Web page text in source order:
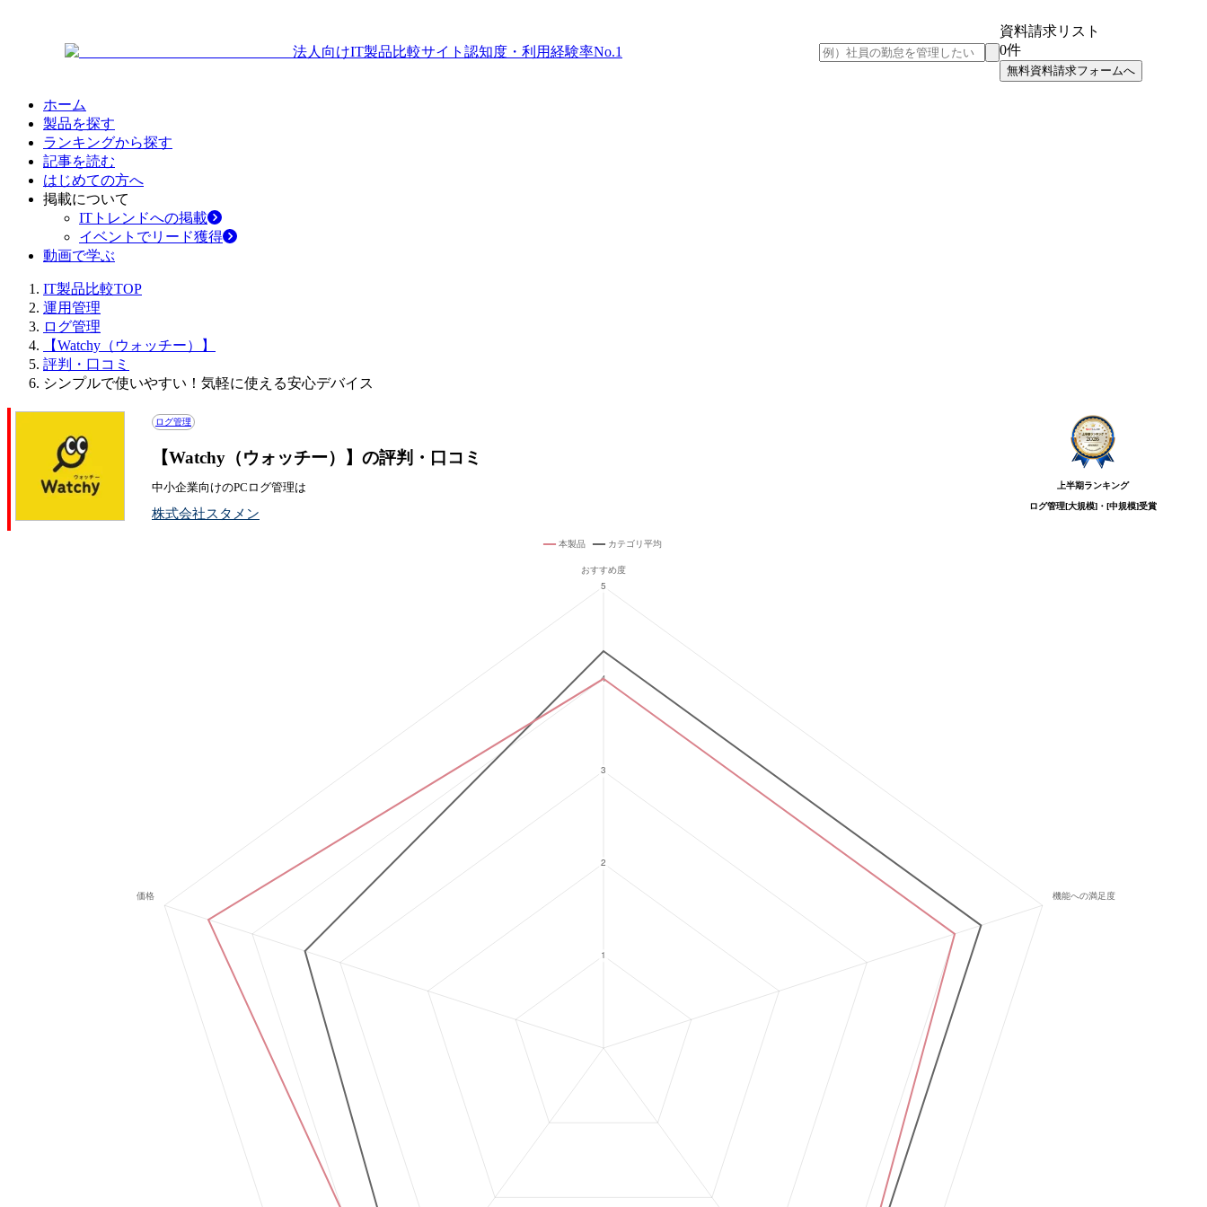
法人向けIT製品比較サイト 認知度・利用経験率No.1
資料請求リスト
0件
無料資料請求フォームへ
ホーム
製品を探す
ランキングから探す
記事を読む
はじめての方へ
掲載について
ITトレンドへの掲載
イベントでリード獲得
動画で学ぶ
IT製品比較TOP
運用管理
ログ管理
【Watchy（ウォッチー）】
評判・口コミ
シンプルで使いやすい！気軽に使える安心デバイス
ログ管理
【Watchy（ウォッチー）】の評判・口コミ
中小企業向けのPCログ管理は
株式会社スタメン
上半期ランキング
ログ管理[大規模]・[中規模]受賞